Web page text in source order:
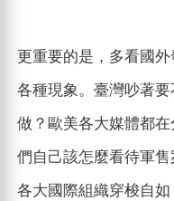
更重要的是，多看國
各種現象。臺灣吵著
做？歐美各大媒體都
們自己該怎麼看待軍
各大國際組織穿梭自